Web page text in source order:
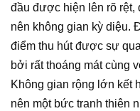
đầu được hiện lên rõ
nên không gian kỳ diệu.
điểm thu hút được sự
bởi rất thoáng mát cùng
Không gian rộng lớn kết
nên một bức tranh thiên